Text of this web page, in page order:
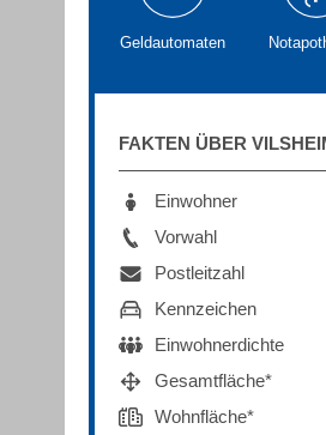
Geldautomaten
FAKTEN ÜBER
Einwohner
Vorwahl
Postleitzahl
Kennzeichen
Einwohnerdichte
Gesamtfläche*
Wohnfläche*